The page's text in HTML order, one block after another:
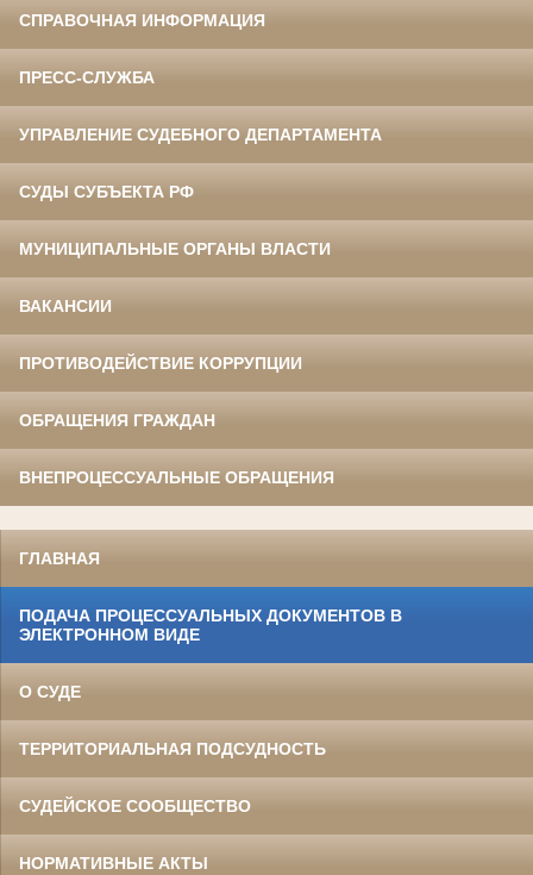
СПРАВОЧНАЯ ИНФОРМАЦИЯ
ПРЕСС-СЛУЖБА
УПРАВЛЕНИЕ СУДЕБНОГО ДЕПАРТАМЕНТА
СУДЫ СУБЪЕКТА РФ
МУНИЦИПАЛЬНЫЕ ОРГАНЫ ВЛАСТИ
ВАКАНСИИ
ПРОТИВОДЕЙСТВИЕ КОРРУПЦИИ
ОБРАЩЕНИЯ ГРАЖДАН
ВНЕПРОЦЕССУАЛЬНЫЕ ОБРАЩЕНИЯ
ГЛАВНАЯ
ПОДАЧА ПРОЦЕССУАЛЬНЫХ ДОКУМЕНТОВ В
ЭЛЕКТРОННОМ ВИДЕ
О СУДЕ
ТЕРРИТОРИАЛЬНАЯ ПОДСУДНОСТЬ
СУДЕЙСКОЕ СООБЩЕСТВО
НОРМАТИВНЫЕ АКТЫ